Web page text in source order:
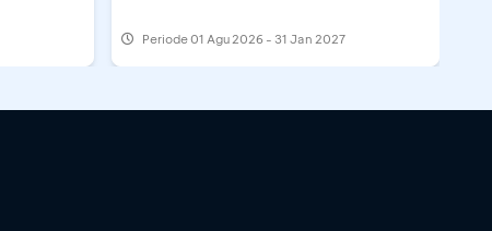
Periode01 Agu 2026 - 31 Jan 2027